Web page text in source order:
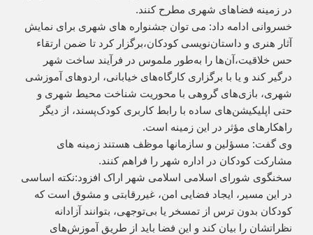
در زمینه فضاهای شهری مطرح کنند.
خسروانی ادامه داد: می توان جشنواره ‌های شهری برای نمایش
آثار هنری و داستان‌نویسی کودکان،برگزار کرد تا ضمن ارتقاء
حس خلاقیت،آن‌ها را به‌طور ملموس در فرآیند ساخت شهر
درگیر کند و یا با برگزاری کارگاه‌های خیابانی، اردوهای آموزشی
شهری، بازی‌های گروهی با محوریت شناخت محیط شهری و
حتی اپلیکیشن‌های ساده با رابط کاربری کودک‌پسند، از دیگر
راهکارهای مؤثر در این زمینه است.
وی گفت: مسؤلین و سازمانها موظف هستند زمینه های
مشارکت کودکان در اداره شهر را فراهم کنند.
سخنگوی شورای اسلامی اسلامی شهر اراک افزود:نکته اساسی
در این مسیر، ایجاد فضایی امن، غیررقابتی و مشوق است که
کودکان بدون ترس از تمسخر یا بی‌توجهی، بتوانند آزادانه
نظراتشان را بیان کند و این فضا باید از طریق آموزش‌های